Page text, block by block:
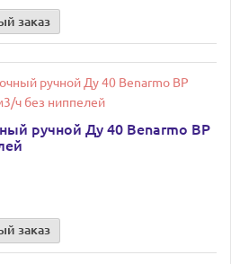
заказ
ручной Ду 40 Benarmo ВР
заказ